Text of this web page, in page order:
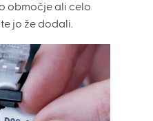
območje ali celo
jo že dodali.